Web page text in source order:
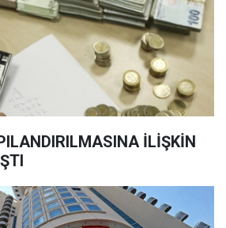
İLİŞKİN